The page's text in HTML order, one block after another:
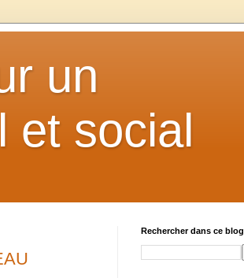
un
et social
Rechercher dans ce blog